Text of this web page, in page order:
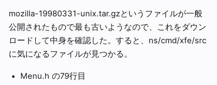
mozilla-19980331-unix.tar.gzというファイルが一般
公開されたもので最も古いようなので、これをダウン
ロードして中身を確認した。すると、ns/cmd/xfe/src
に気になるファイルが見つかる。
Menu.h の79行目